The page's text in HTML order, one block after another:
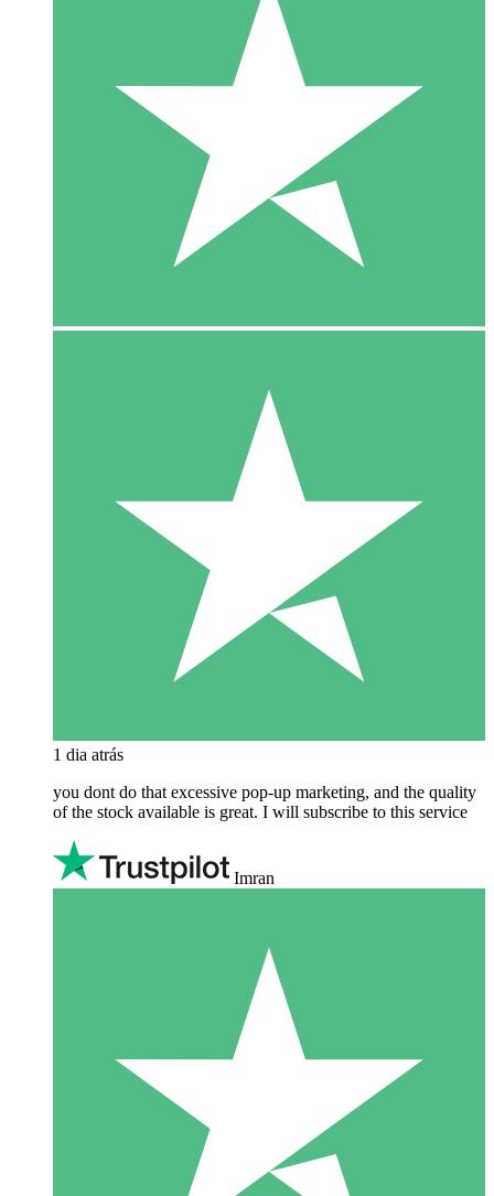
1 dia atrás
you dont do that excessive pop-up marketing, and the quality
of the stock available is great. I will subscribe to this service
Imran